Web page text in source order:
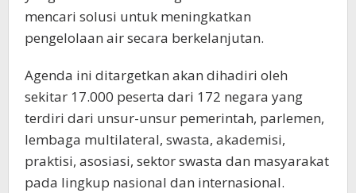
mencari solusi untuk meningkatkan
pengelolaan air secara berkelanjutan.
Agenda ini ditargetkan akan dihadiri oleh
sekitar 17.000 peserta dari 172 negara yang
terdiri dari unsur-unsur pemerintah, parlemen,
lembaga multilateral, swasta, akademisi,
praktisi, asosiasi, sektor swasta dan masyarakat
pada lingkup nasional dan internasional.